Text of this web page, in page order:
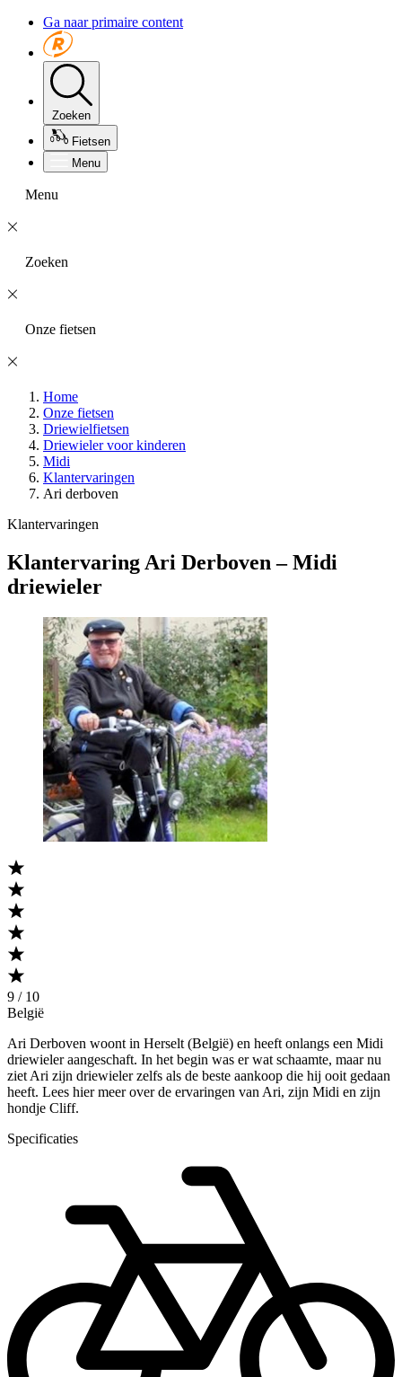
Ga naar primaire content
Zoeken
Fietsen
Menu
Menu
Zoeken
Onze fietsen
Home
Onze fietsen
Driewielfietsen
Driewieler voor kinderen
Midi
Klantervaringen
Ari derboven
Klantervaringen
Klantervaring Ari Derboven – Midi
driewieler
9 / 10
België
Ari Derboven woont in Herselt (België) en heeft onlangs een Midi
driewieler aangeschaft. In het begin was er wat schaamte, maar nu
ziet Ari zijn driewieler zelfs als de beste aankoop die hij ooit gedaan
heeft. Lees hier meer over de ervaringen van Ari, zijn Midi en zijn
hondje Cliff.
Specificaties